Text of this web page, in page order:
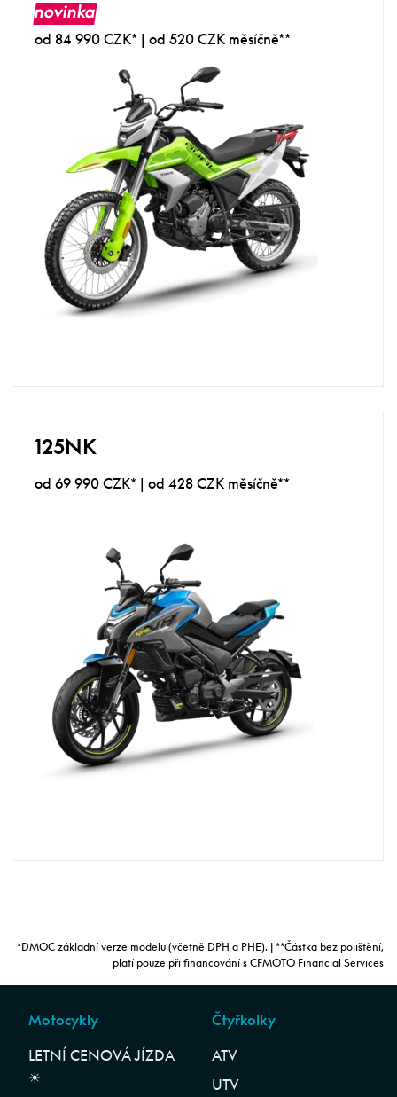
novinka
od 84 990 CZK* | od 520 CZK měsíčně**
125NK
od 69 990 CZK* | od 428 CZK měsíčně**
*DMOC základní verze modelu (včetně DPH a PHE). | **Částka bez pojištění,
platí pouze při financování s CFMOTO Financial Services
Motocykly
LETNÍ CENOVÁ JÍZDA
☀︎
Čtyřkolky
ATV
UTV